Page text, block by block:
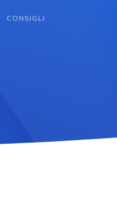
CONSIGLI